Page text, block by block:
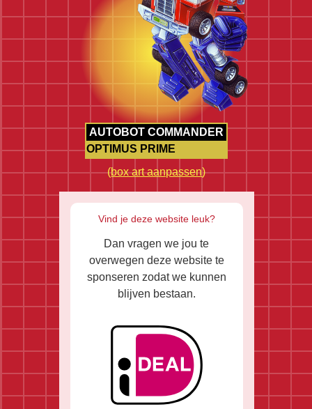
AUTOBOT COMMANDER
OPTIMUS PRIME
(box art aanpassen)
Vind je deze website leuk?
Dan vragen we jou te
overwegen deze website te
sponseren zodat we kunnen
blijven bestaan.